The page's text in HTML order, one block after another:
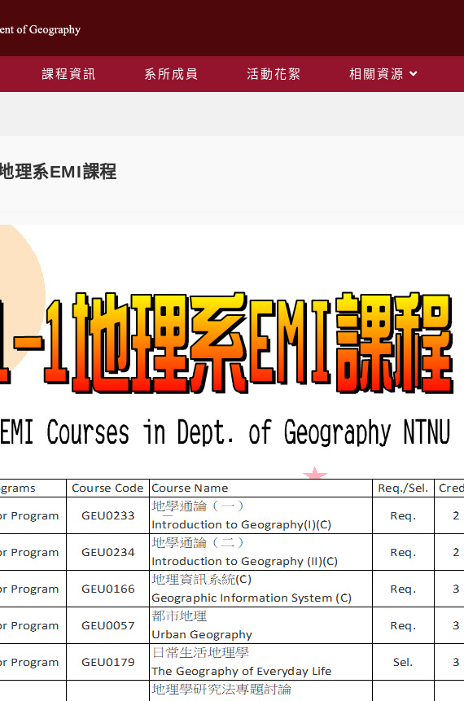
課程資訊 系所成員 活動花絮 相關資源
理系EMI課程